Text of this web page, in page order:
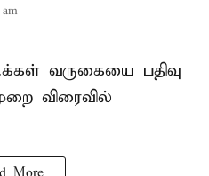
வருகையை பதிவு
விரைவில்